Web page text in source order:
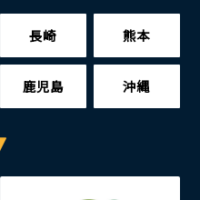
長崎 熊本
鹿児島 沖縄